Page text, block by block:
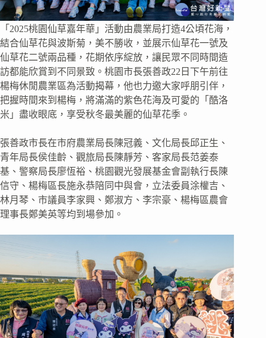
「2025桃園仙草嘉年華」活動由農業局打造4公頃花海，
結合仙草花與波斯菊，美不勝收，並展示仙草花一號及
仙草花二號兩品種，花期依序綻放，讓民眾不同時間造
訪都能欣賞到不同景致。桃園市長張善政22日下午前往
楊梅休閒農業區為活動揭幕，他也力邀大家呼朋引伴，
把握時間來到楊梅，將滿滿的紫色花海及可愛的「酷洛
米」盡收眼底，享受秋冬最美麗的仙草花季。
張善政市長在市府農業局長陳冠義、文化局長邱正生、
青年局長侯佳齡、觀旅局長陳靜芳、客家局長范姜泰
基、警察局長廖恆裕、桃園觀光發展基金會副執行長陳
信守、楊梅區長施永恭陪同中與會，立法委員涂權吉、
林月琴、市議員李家興、鄭淑方、李宗豪、楊梅區農會
理事長鄭美英等均到場參加。